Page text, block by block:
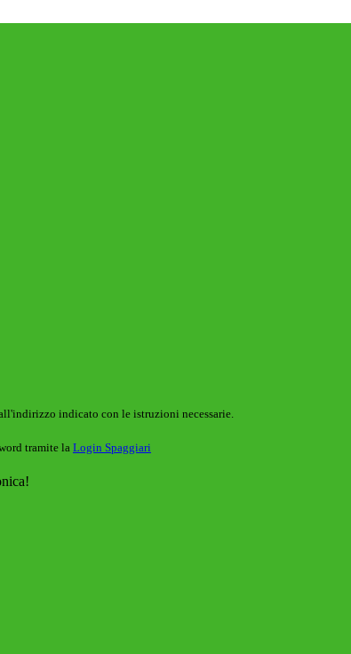
indicato con le istruzioni necessarie.
tramite la Login Spaggiari